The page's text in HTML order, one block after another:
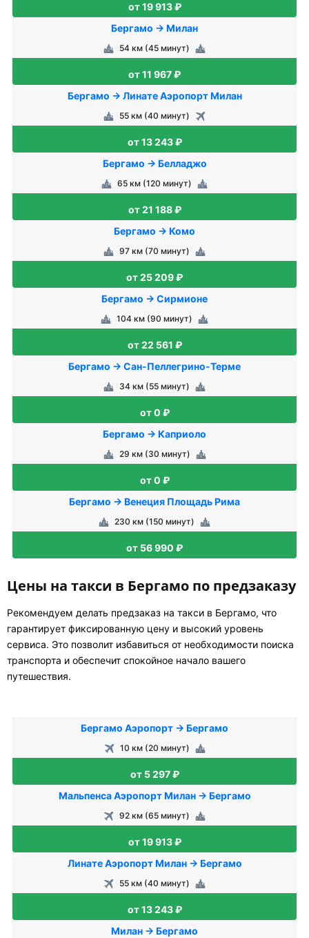
от 19 913 ₽
Бергамо → Милан
54 км (45 минут)
от 11 967 ₽
Бергамо → Линате Аэропорт Милан
55 км (40 минут)
от 13 243 ₽
Бергамо → Белладжо
65 км (120 минут)
от 21 188 ₽
Бергамо → Комо
97 км (70 минут)
от 25 209 ₽
Бергамо → Сирмионе
104 км (90 минут)
от 22 561 ₽
Бергамо → Сан-Пеллегрино-Терме
34 км (55 минут)
от 0 ₽
Бергамо → Каприоло
29 км (30 минут)
от 0 ₽
Бергамо → Венеция Площадь Рима
230 км (150 минут)
от 56 990 ₽
Цены на такси в Бергамо по предзаказу
Рекомендуем делать предзаказ на такси в Бергамо, что
гарантирует фиксированную цену и высокий уровень
сервиса. Это позволит избавиться от необходимости поиска
транспорта и обеспечит спокойное начало вашего
путешествия.
Бергамо Аэропорт → Бергамо
10 км (20 минут)
от 5 297 ₽
Мальпенса Аэропорт Милан → Бергамо
92 км (65 минут)
от 19 913 ₽
Линате Аэропорт Милан → Бергамо
55 км (40 минут)
от 13 243 ₽
Милан → Бергамо